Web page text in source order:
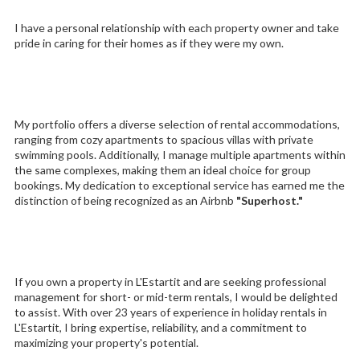
I have a personal relationship with each property owner and take
pride in caring for their homes as if they were my own.
My portfolio offers a diverse selection of rental accommodations,
ranging from cozy apartments to spacious villas with private
swimming pools. Additionally, I manage multiple apartments within
the same complexes, making them an ideal choice for group
bookings. My dedication to exceptional service has earned me the
distinction of being recognized as an Airbnb "Superhost."
If you own a property in L'Estartit and are seeking professional
management for short- or mid-term rentals, I would be delighted
to assist. With over 23 years of experience in holiday rentals in
L'Estartit, I bring expertise, reliability, and a commitment to
maximizing your property's potential.